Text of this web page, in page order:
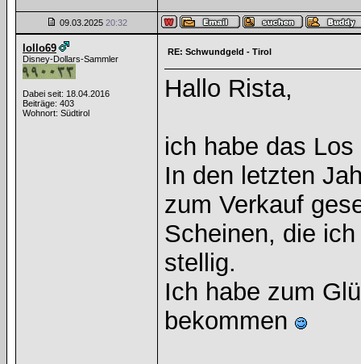
09.03.2025 20:32
lollo69
Disney-Dollars-Sammler
Dabei seit: 18.04.2016
Beiträge: 403
Wohnort: Südtirol
RE: Schwundgeld - Tirol
Hallo Rista,
ich habe das
In den letzten
zum Verkauf
Scheinen, die
stellig.
Ich habe zum
bekommen